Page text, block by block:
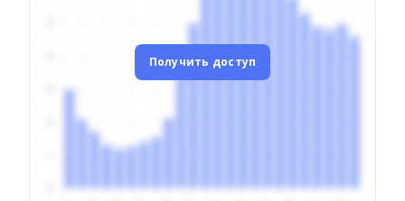
Получить доступ